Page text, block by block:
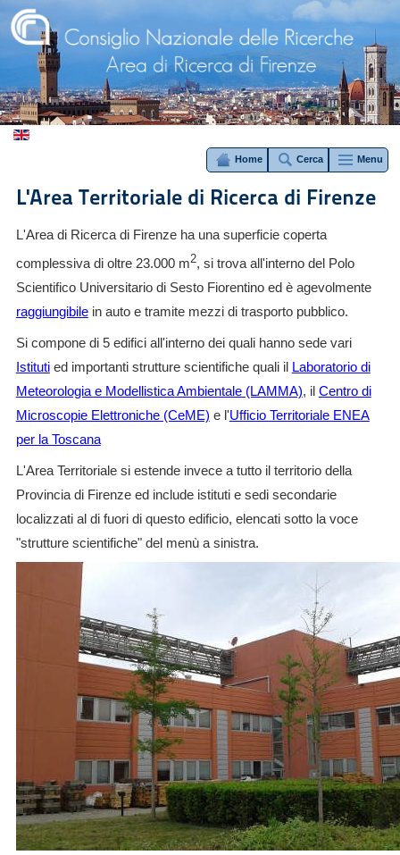
Home Cerca Menu
L'Area Territoriale di Ricerca di Firenze
L'Area di Ricerca di Firenze ha una superficie coperta
complessiva di oltre 23.000 m2, si trova all'interno del Polo
Scientifico Universitario di Sesto Fiorentino ed è agevolmente
raggiungibilein auto e tramite mezzi di trasporto pubblico.
Si compone di 5 edifici all'interno dei quali hanno sede vari
Istitutied importanti strutture scientifiche quali il Laboratorio di
Meteorologia e Modellistica Ambientale (LAMMA), il Centro di
Microscopie Elettroniche (CeME) e l'Ufficio Territoriale ENEA
per la Toscana
L'Area Territoriale si estende invece a tutto il territorio della
Provincia di Firenze ed include istituti e sedi secondarie
localizzati al di fuori di questo edificio, elencati sotto la voce
"strutture scientifiche" del menù a sinistra.